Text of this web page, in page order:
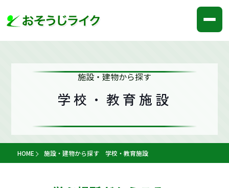
施設・建物から探す
学校・教育施設
HOME 施設・建物から探す 学校・教育施設